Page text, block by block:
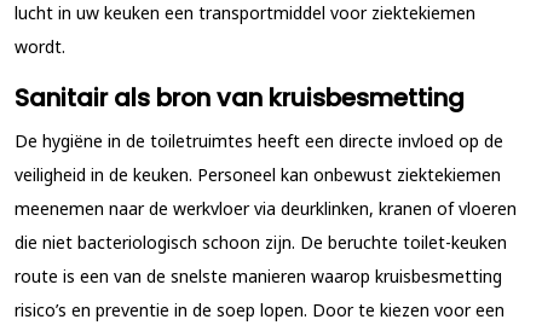
lucht in uw keuken een transportmiddel voor ziektekiemen
wordt.
Sanitair als bron van kruisbesmetting
De hygiëne in de toiletruimtes heeft een directe invloed op de
veiligheid in de keuken. Personeel kan onbewust ziektekiemen
meenemen naar de werkvloer via deurklinken, kranen of vloeren
die niet bacteriologisch schoon zijn. De beruchte toilet-keuken
route is een van de snelste manieren waarop kruisbesmetting
risico’s en preventie in de soep lopen. Door te kiezen voor een